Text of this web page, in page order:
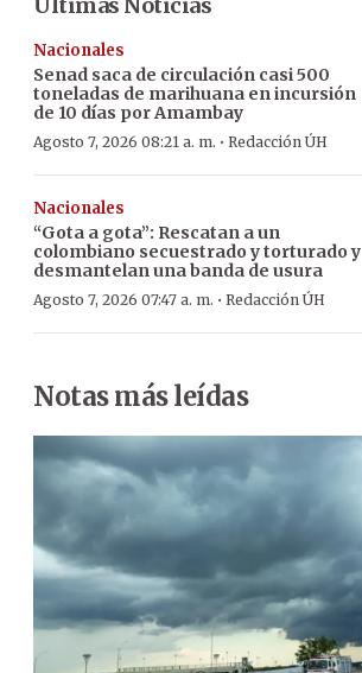
Nacionales
Senad saca de circulación casi 500
toneladas de marihuana en incursión
de 10 días por Amambay
Agosto 7, 2026 08:21 a. m. · Redacción ÚH
Nacionales
“Gota a gota”: Rescatan a un
colombiano secuestrado y torturado y
desmantelan una banda de usura
Agosto 7, 2026 07:47 a. m. · Redacción ÚH
Notas más leídas